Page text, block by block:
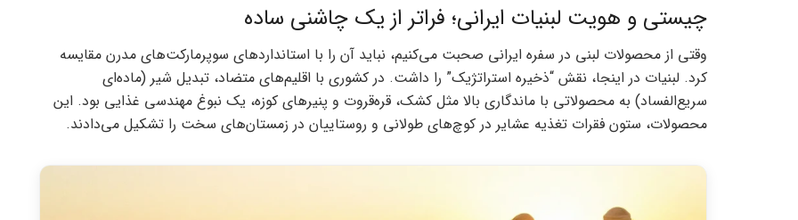
چیستی و هویت لبنیات ایرانی؛ فراتر از یک چاشنی ساده
وقتی از محصولات لبنی در سفره ایرانی صحبت می‌کنیم، نباید آن را با استانداردهای سوپرمارکت‌های مدرن مقایسه
کرد. لبنیات در اینجا، نقش “ذخیره استراتژیک” را داشت. در کشوری با اقلیم‌های متضاد، تبدیل شیر (ماده‌ای
سریع‌الفساد) به محصولاتی با ماندگاری بالا مثل کشک، قره‌قروت و پنیرهای کوزه، یک نبوغ مهندسی غذایی بود. این
محصولات، ستون فقرات تغذیه عشایر در کوچ‌های طولانی و روستاییان در زمستان‌های سخت را تشکیل می‌دادند.